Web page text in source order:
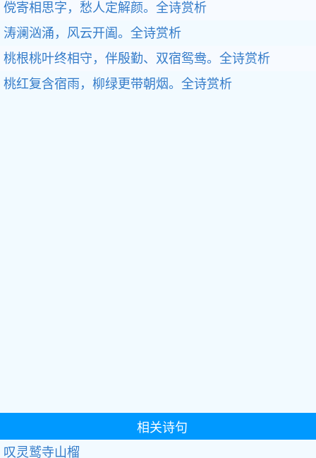
傥寄相思字，愁人定解颜。 全诗赏析
涛澜汹涌，风云开阖。 全诗赏析
桃根桃叶终相守，伴殷勤、双宿鸳鸯。 全诗赏析
桃红复含宿雨，柳绿更带朝烟。 全诗赏析
相关诗句
叹灵鹫寺山榴